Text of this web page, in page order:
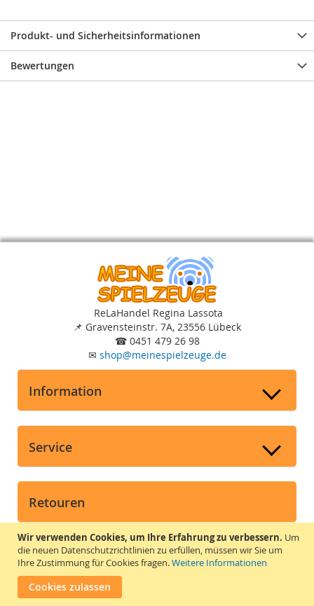
Wir verwenden Cookies, um Ihre Erfahrung zu verbessern. Um
die neuen Datenschutzrichtlinien zu erfüllen, müssen wir Sie um
Ihre Zustimmung für Cookies fragen.Weitere Informationen
Cookies zulassen
Produkt- und Sicherheitsinformationen
Bewertungen
ReLaHandel Regina Lassota
📌 Gravensteinstr. 7A, 23556 Lübeck
☎ 0451 479 26 98
✉ shop@meinespielzeuge.de
Information
Service
Retouren
➤Widerruf und Retouren
➤Widerrufsrecht
➤Widerrufsformular
Vertrag widerrufen